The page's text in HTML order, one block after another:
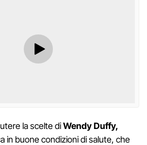
la scelte diWendy Duffy,
in buone condizioni di salute, che